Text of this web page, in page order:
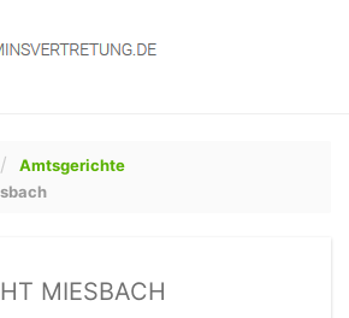
Amtsgerichte
MIESBACH